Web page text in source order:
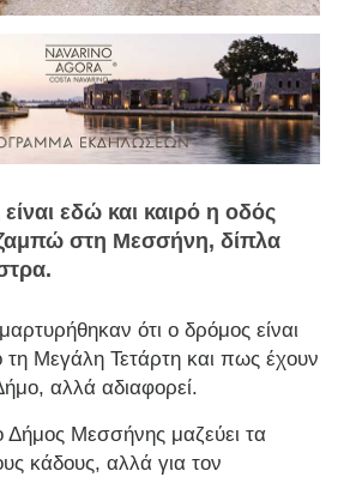
εδώ και καιρό η οδός
στη Μεσσήνη, δίπλα
ότι ο δρόμος είναι
Μεγάλη Τετάρτη και πως έχουν
αλλά αδιαφορεί.
Δήμος Μεσσήνης μαζεύει τα
κάδους, αλλά για τον